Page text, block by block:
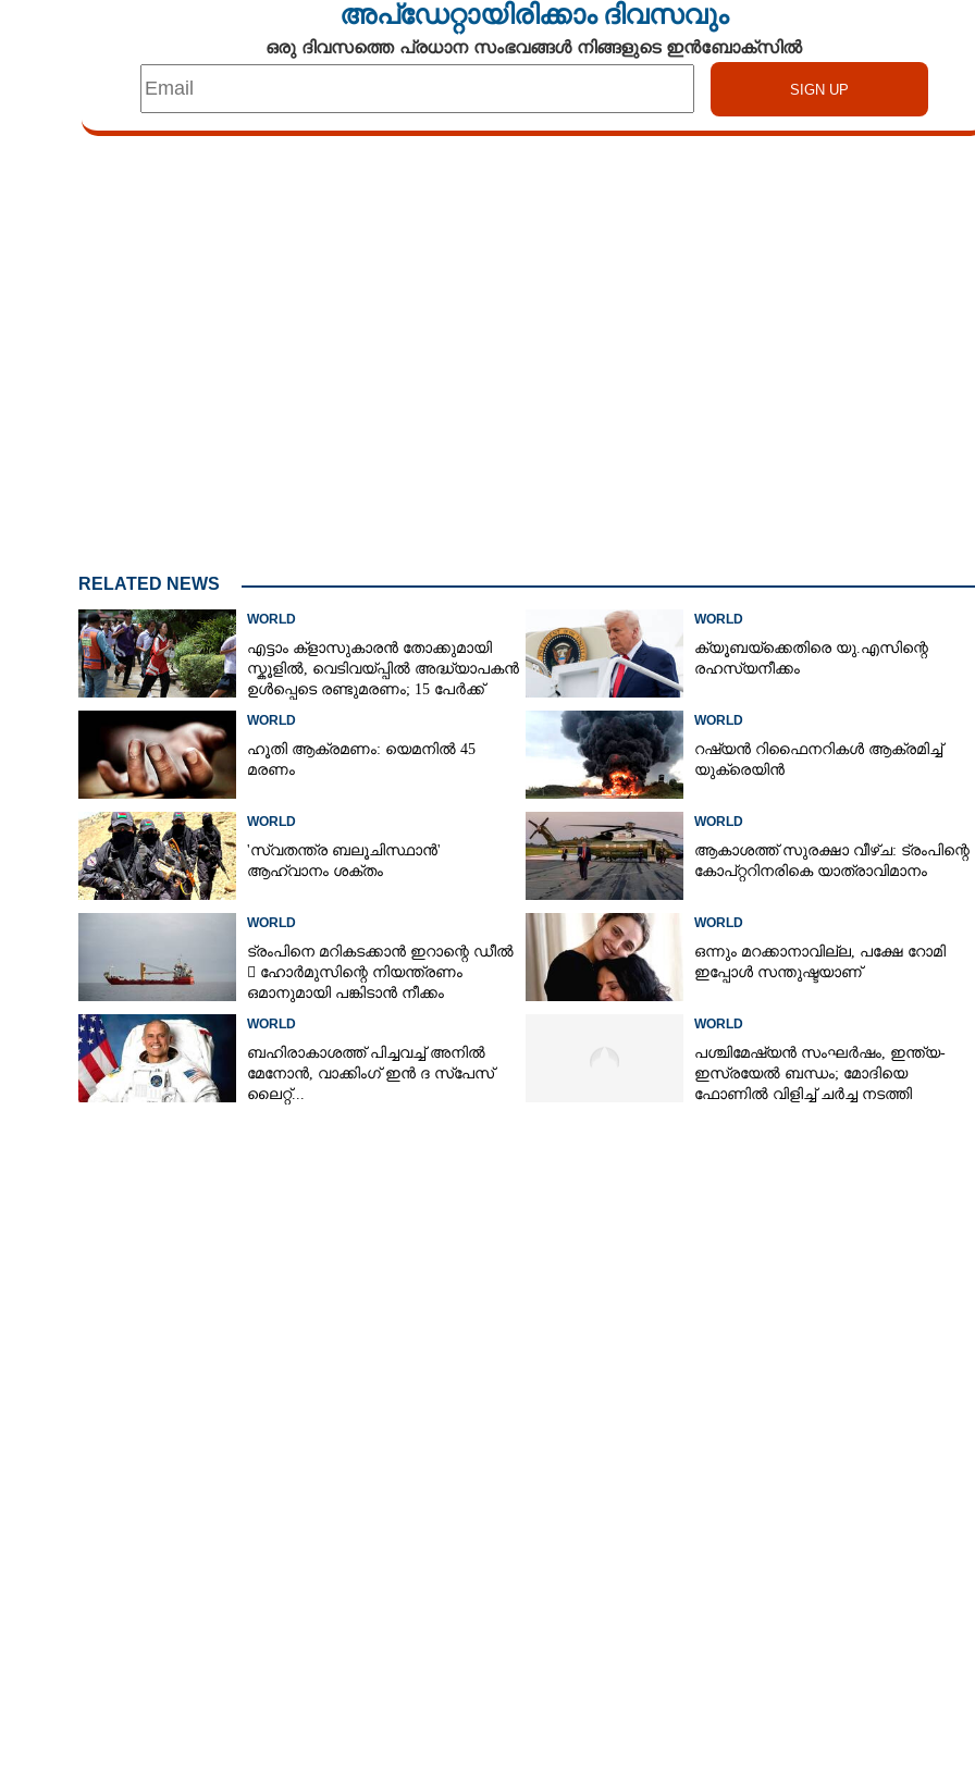
അപ്ഡേറ്റായിരിക്കാം ദിവസവും
ഒരു ദിവസത്തെ പ്രധാന സംഭവങ്ങൾ നിങ്ങളുടെ ഇൻബോക്സിൽ
RELATED NEWS
WORLD
എട്ടാം ക്ളാസുകാരൻ തോക്കുമായി
സ്കൂളിൽ, വെടിവയ്പ്പിൽ അദ്ധ്യാപകൻ
ഉൾപ്പെടെ രണ്ടുമരണം; 15 പേർക്ക്
WORLD
ക്യൂബയ്‌ക്കെതിരെ യു.എസിന്റെ
രഹസ്യനീക്കം
WORLD
ഹൂതി ആക്രമണം: യെമനിൽ 45
മരണം
WORLD
റഷ്യൻ റിഫൈനറികൾ ആക്രമിച്ച്
യുക്രെയിൻ
WORLD
'സ്വതന്ത്ര ബലൂചിസ്ഥാൻ'
ആഹ്വാനം ശക്തം
WORLD
ആകാശത്ത് സുരക്ഷാ വീഴ്‌ച: ട്രംപിന്റെ
കോ‌പ്‌റ്ററിനരികെ യാത്രാവിമാനം
WORLD
ട്രംപിനെ മറികടക്കാൻ ഇറാന്റെ ഡീൽ
 ഹോർമുസിന്റെ നിയന്ത്രണം
ഒമാനുമായി പങ്കിടാൻ നീക്കം
WORLD
ഒന്നും മറക്കാനാവില്ല, പക്ഷേ റോമി
ഇപ്പോൾ സന്തുഷ്ടയാണ്
WORLD
ബഹിരാകാശത്ത് പിച്ചവച്ച് അനിൽ
മേനോൻ, വാക്കിംഗ് ഇൻ ദ സ്പേസ്
ലൈറ്റ്...
WORLD
പശ്ചിമേഷ്യൻ സംഘർഷം,​ ഇന്ത്യ-
ഇസ്രയേൽ ബന്ധം; മോദിയെ
ഫോണിൽ വിളിച്ച് ചർച്ച നടത്തി